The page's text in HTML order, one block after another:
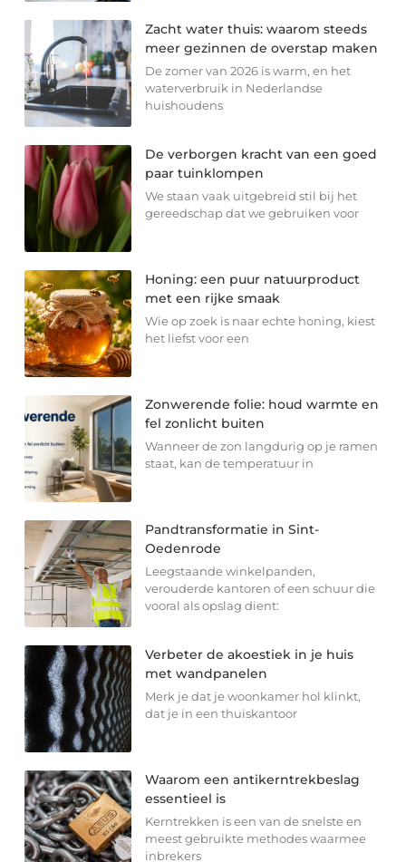
Zacht water thuis: waarom steeds
meer gezinnen de overstap maken
De zomer van 2026 is warm, en het
waterverbruik in Nederlandse
huishoudens
De verborgen kracht van een goed
paar tuinklompen
We staan vaak uitgebreid stil bij het
gereedschap dat we gebruiken voor
Honing: een puur natuurproduct
met een rijke smaak
Wie op zoek is naar echte honing, kiest
het liefst voor een
Zonwerende folie: houd warmte en
fel zonlicht buiten
Wanneer de zon langdurig op je ramen
staat, kan de temperatuur in
Pandtransformatie in Sint-
Oedenrode
Leegstaande winkelpanden,
verouderde kantoren of een schuur die
vooral als opslag dient:
Verbeter de akoestiek in je huis
met wandpanelen
Merk je dat je woonkamer hol klinkt,
dat je in een thuiskantoor
Waarom een antikerntrekbeslag
essentieel is
Kerntrekken is een van de snelste en
meest gebruikte methodes waarmee
inbrekers